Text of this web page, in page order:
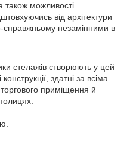
також можливості
від архітектури
справжньому незамінними в
стелажів створюють у цей
здатні за всіма
приміщення й